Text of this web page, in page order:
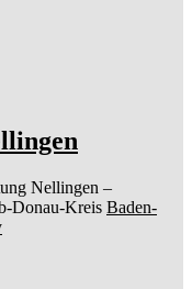
Nellingen –
Donau-Kreis Baden-